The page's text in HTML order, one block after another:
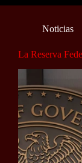
Noticias
La Reserva